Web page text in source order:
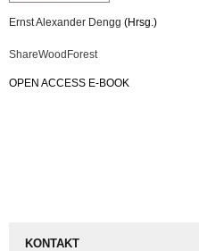
Ernst Alex­an­der Dengg (Hrsg.)
Share­Wood­Fo­rest
OPEN AC­CESS E-BOOK
KONTAKT